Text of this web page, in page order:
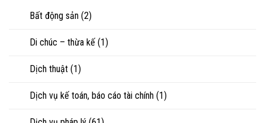
chấp
Bất động sản (2)
Di chúc – thừa kế (1)
Dịch thuật (1)
Dịch vụ kế toán, báo cáo tài chính (1)